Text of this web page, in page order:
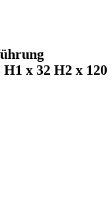
x 32 H2 x 120